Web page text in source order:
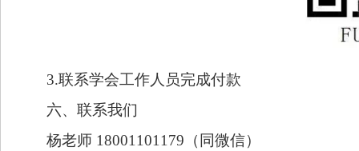
3.联系学会工作人员完成付款
六、联系我们
杨老师 18001101179（同微信）